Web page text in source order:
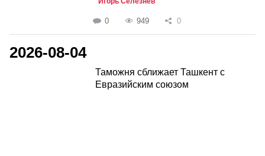
0 949 0
2026-08-04
Таможня сближает Ташкент с
Евразийским союзом